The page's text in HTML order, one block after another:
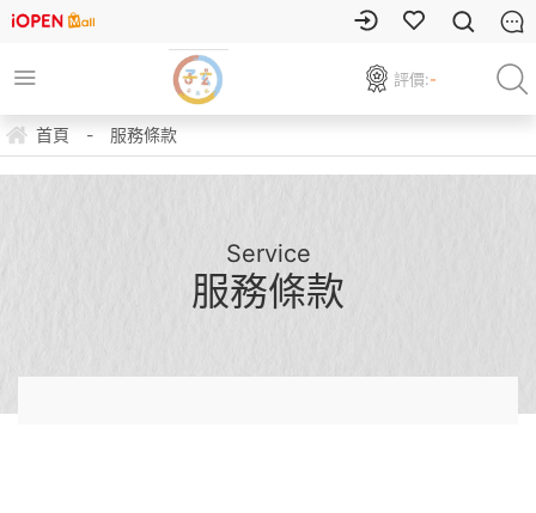
評價:-
首頁 - 服務條款
Service
服務條款